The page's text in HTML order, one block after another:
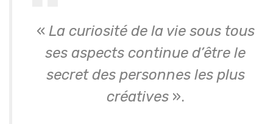
« La curiosité de la vie sous tous
ses aspects continue d’être le
secret des personnes les plus
créatives».